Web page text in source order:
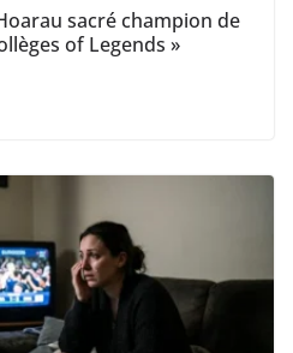
sacré champion de
of Legends »